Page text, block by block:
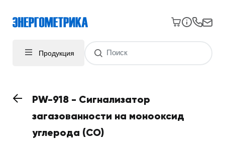
Продукция
PW-918 - Сигнализатор
загазованности на монооксид
углерода (СО)